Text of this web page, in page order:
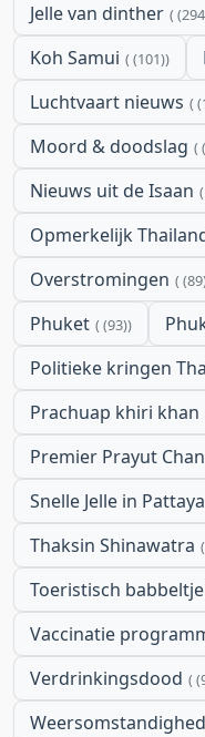
Jelle van dinther
Koh Samui (101)
Luchtvaart nieuws
Moord & doodslag
Nieuws uit de Isaan
Opmerkelijk
Overstromingen
Phuket (93)
Politieke kringen
Prachuap khiri khan
Premier Prayut
Snelle Jelle in Pattaya
Thaksin Shinawatra
Toeristisch
Vaccinatie
Verdrinkingsdood